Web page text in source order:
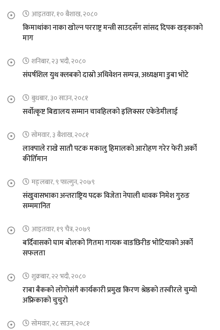
आइतवार, १० बैशाख, २०८०
किमाथांका नाका खोल्न परराष्ट्र मन्त्री साउदसँग सांसद दिपक खड्काको
माग
शनिबार, २३ भदौ, २०८०
संघर्षशिल युथ क्लबको दास्रो अधिवेशन सम्पन्न, अध्यक्षमा डुबा भोटे
बुधबार, ३० साउन, २०८१
सर्वोत्कृष्ट बिद्यालय सम्मान चावहिलको इलिक्सर एकेडेमीलाई
सोमवार, ३ बैशाख, २०८१
लाक्पाले राखे सातौ पटक मकालु हिमालको आरोहण गरेर फेरी अर्को
कीर्तिमान
मङ्लबार, ९ फाल्गुन, २०७९
संखुवासभाका अन्तराष्ट्रिय पदक विजेता नेपाली धावक निमेश गुरुङ
सम्ममानित
आइतवार, १९ चैत्र, २०७९
बर्दिवासको घाम बोलको गितमा गायक वाङछिरीङ भोटियाको अर्को
सफलता
शुक्रबार, २२ भदौ, २०८०
राबा बैकको लोगोसंगै कार्यकारी प्रमुख किरण श्रेष्ठको तस्वीरले चुम्यो
अफ्रिकाको चुचुरो
सोमवार, २८ साउन, २०८१